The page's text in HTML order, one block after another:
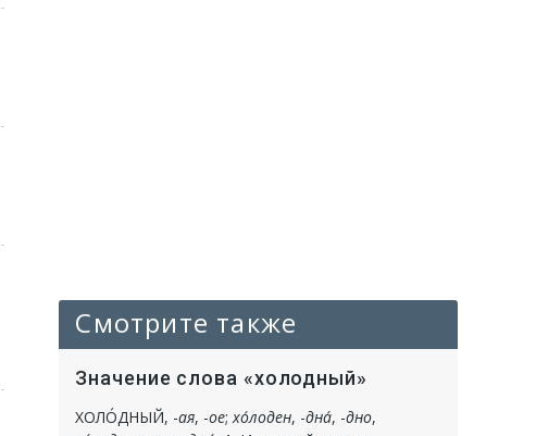
Смотрите также
Значение слова «холодный»
ХОЛО́ДНЫЙ, -ая, -ое;хо́лоден, -дна́, -дно,